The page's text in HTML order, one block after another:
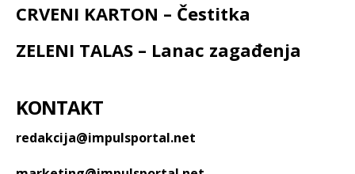
CRVENI KARTON – Čestitka
ZELENI TALAS – Lanac zagađenja
KONTAKT
redakcija@impulsportal.net